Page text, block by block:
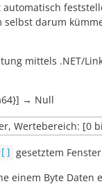
darum
mittels .NET/
] → Null
Wertebereich: [0
gesetztem
einem Byte Daten